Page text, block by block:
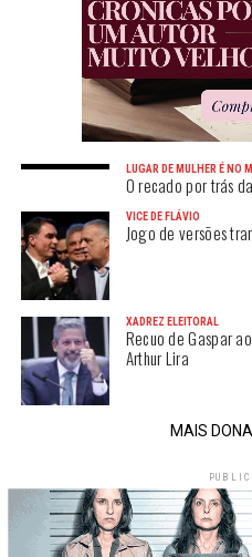
LUGAR DE MULHER É NO
O recado por trás
VICE DE FLÁVIO
Jogo de versões
XADREZ ELEITORAL
Recuo de Gaspar
Arthur Lira
MAIS